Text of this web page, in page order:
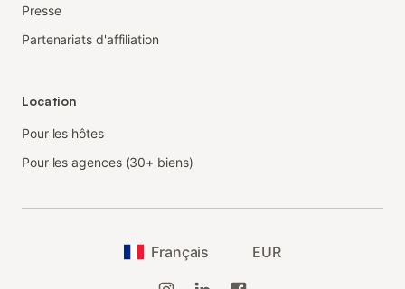
Presse
Partenariats d'affiliation
Location
Pour les hôtes
Pour les agences (30+ biens)
Français EUR